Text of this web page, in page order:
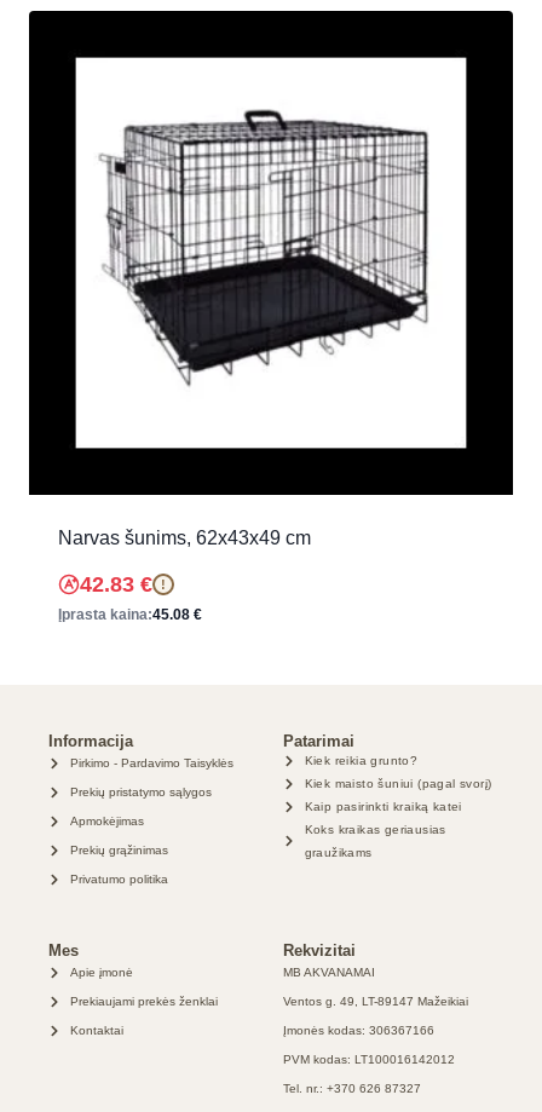
Narvas šunims, 62x43x49 cm
42.83 € !
Įprasta kaina:45.08 €
Informacija
Pirkimo - Pardavimo Taisyklės
Prekių pristatymo sąlygos
Apmokėjimas
Prekių grąžinimas
Privatumo politika
Patarimai
Kiek reikia grunto?
Kiek maisto šuniui (pagal svorį)
Kaip pasirinkti kraiką katei
Koks kraikas geriausias
graužikams
Mes
Apie įmonė
Prekiaujami prekės ženklai
Kontaktai
Rekvizitai
MB AKVANAMAI
Ventos g. 49, LT-89147 Mažeikiai
Įmonės kodas: 306367166
PVM kodas: LT100016142012
Tel. nr.: +370 626 87327